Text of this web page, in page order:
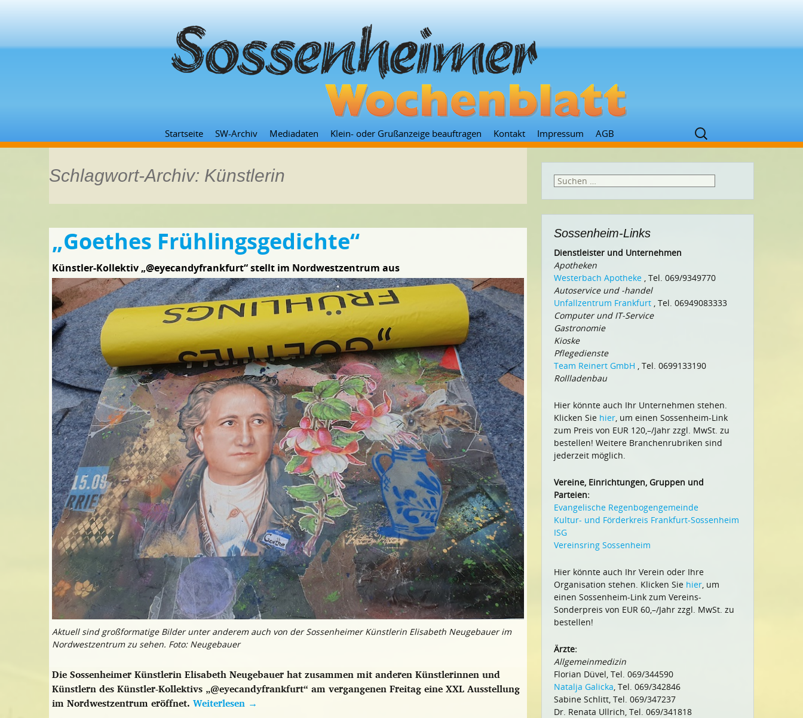
Zum
Inhalt
Startseite SW-Archiv Mediadaten Klein- oder Grußanzeige beauftragen Kontakt Impressum AGB
Suchen
nach:
Schlagwort-Archiv: Künstlerin
„Goethes Frühlingsgedichte“
Künstler-Kollektiv „@eyecandyfrankfurt“ stellt im Nordwestzentrum aus
Aktuell sind großformatige Bilder unter anderem auch von der Sossenheimer Künstlerin Elisabeth Neugebauer im
Nordwestzentrum zu sehen. Foto: Neugebauer
Die Sossenheimer Künstlerin Elisabeth Neugebauer hat zusammen mit anderen Künstlerinnen und
Künstlern des Künstler-Kollektivs „@eyecandyfrankfurt“ am vergangenen Freitag eine XXL Ausstellung
im Nordwestzentrum eröffnet. Weiterlesen →
Suchen
Sossenheim-Links
Dienstleister und Unternehmen
Apotheken
Westerbach Apotheke , Tel. 069/9349770
Autoservice und -handel
Unfallzentrum Frankfurt , Tel. 06949083333
Computer und IT-Service
Gastronomie
Kioske
Pflegedienste
Team Reinert GmbH , Tel. 0699133190
Rollladenbau
Hier könnte auch Ihr Unternehmen stehen.
Klicken Sie hier, um einen Sossenheim-Link
zum Preis von EUR 120,–/Jahr zzgl. MwSt. zu
bestellen! Weitere Branchenrubriken sind
jederzeit möglich.
Vereine, Einrichtungen, Gruppen und
Parteien:
Evangelische Regenbogengemeinde
Kultur- und Förderkreis Frankfurt-Sossenheim
ISG
Vereinsring Sossenheim
Hier könnte auch Ihr Verein oder Ihre
Organisation stehen. Klicken Sie hier, um
einen Sossenheim-Link zum Vereins-
Sonderpreis von EUR 60,–/Jahr zzgl. MwSt. zu
bestellen!
Ärzte:
Allgemeinmedizin
Florian Düvel, Tel. 069/344590
Natalja Galicka, Tel. 069/342846
Sabine Schlitt, Tel. 069/347237
Dr. Renata Ullrich, Tel. 069/341818